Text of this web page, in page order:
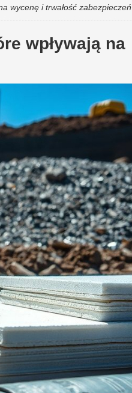
wycenę i trwałość zabezpieczeń
wpływają na